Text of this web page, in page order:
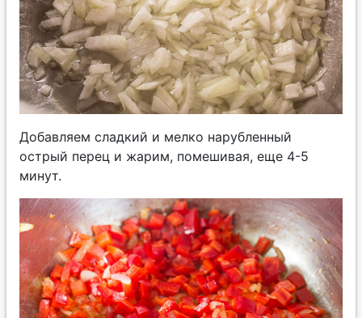
Добавляем сладкий и мелко нарубленный
острый перец и жарим, помешивая, еще 4-5
минут.